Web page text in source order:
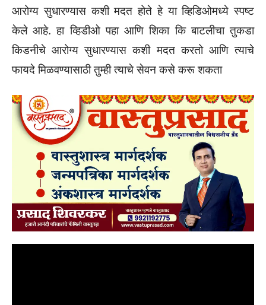
आरोग्य सुधारण्यास कशी मदत होते हे या व्हिडिओमध्ये स्पष्ट
केले आहे. हा व्हिडीओ पहा आणि शिका कि बाटलीचा तुकडा
किडनीचे आरोग्य सुधारण्यास कशी मदत करतो आणि त्याचे
फायदे मिळवण्यासाठी तुम्ही त्याचे सेवन कसे करू शकता